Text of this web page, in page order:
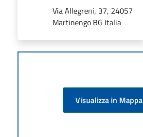
Via Allegreni, 37, 24057
Martinengo BG Italia
Visualizza in Mappa